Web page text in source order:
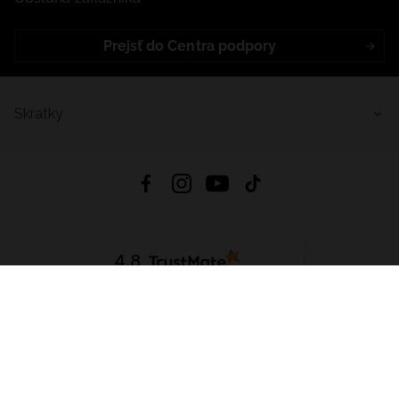
Prejsť do Centra podpory
4.8